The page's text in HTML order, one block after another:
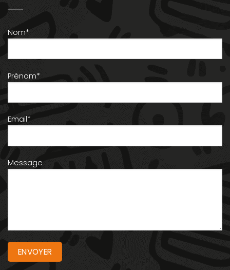
Nom*
Prénom*
Email*
Message